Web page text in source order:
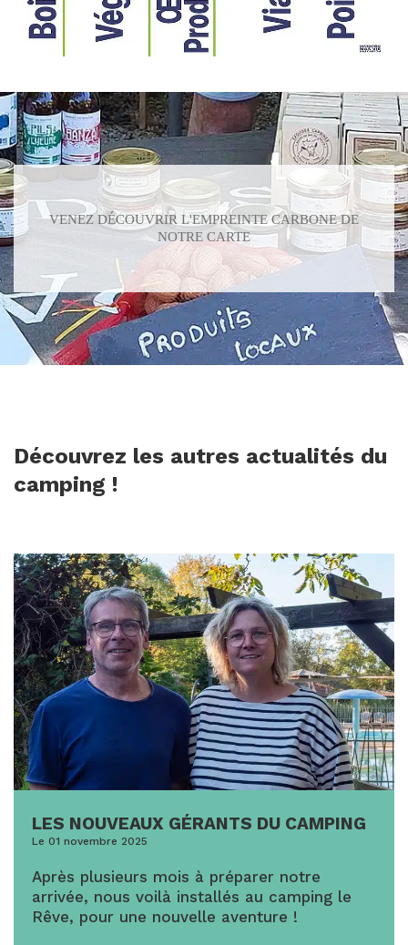
VENEZ DÉCOUVRIR L'EMPREINTE CARBONE DE
NOTRE CARTE
Découvrez les autres actualités du
camping !
LES NOUVEAUX GÉRANTS DU CAMPING
Le 01 novembre 2025
Après plusieurs mois à préparer notre
arrivée, nous voilà installés au camping le
Rêve, pour une nouvelle aventure !